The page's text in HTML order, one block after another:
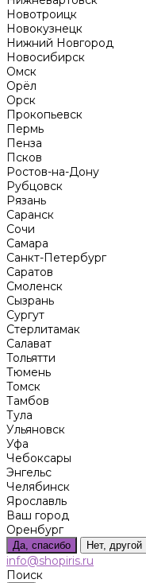
Новотроицк
Новокузнецк
Нижний Новгород
Новосибирск
Омск
Орёл
Орск
Прокопьевск
Пермь
Пенза
Псков
Ростов-на-Дону
Рубцовск
Рязань
Саранск
Сочи
Самара
Санкт-Петербург
Саратов
Смоленск
Сызрань
Сургут
Стерлитамак
Салават
Тольятти
Тюмень
Томск
Тамбов
Тула
Ульяновск
Уфа
Чебоксары
Энгельс
Челябинск
Ярославль
Ваш город
Оренбург
Да, спасибо Нет, другой
info@shopiris.ru
Поиск